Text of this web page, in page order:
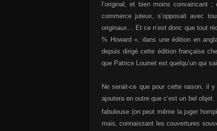
l’original, et bien moins convaincant
commerce juteux, s’opposait avec
originaux… Et ce n’est donc que tout
% Howard », dans une édition en
depuis dirigé cette édition française
que Patrice Louinet est quelqu’un qui
Ne serait-ce que pour cette raison, il
ajoutera en outre que c’est un bel
fabuleuse (on peut même la juger
mais, connaissant les couvertures